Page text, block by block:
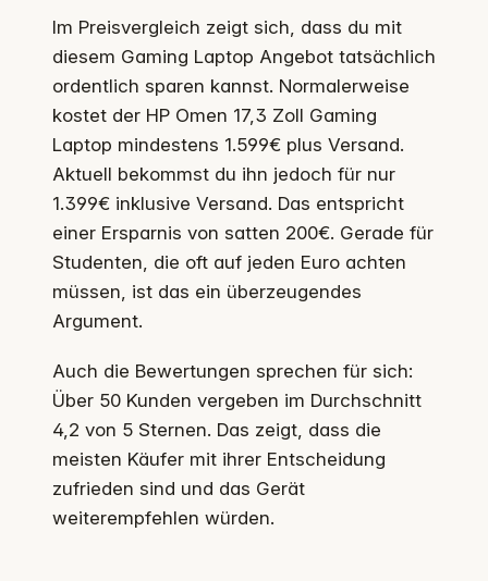
Im Preisvergleich zeigt sich, dass du mit
diesem Gaming Laptop Angebot tatsächlich
ordentlich sparen kannst. Normalerweise
kostet der HP Omen 17,3 Zoll Gaming
Laptop mindestens 1.599€ plus Versand.
Aktuell bekommst du ihn jedoch für nur
1.399€ inklusive Versand. Das entspricht
einer Ersparnis von satten 200€. Gerade für
Studenten, die oft auf jeden Euro achten
müssen, ist das ein überzeugendes
Argument.
Auch die Bewertungen sprechen für sich:
Über 50 Kunden vergeben im Durchschnitt
4,2 von 5 Sternen. Das zeigt, dass die
meisten Käufer mit ihrer Entscheidung
zufrieden sind und das Gerät
weiterempfehlen würden.